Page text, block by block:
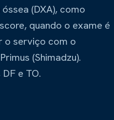
(DXA), como
quando o exame é
o serviço com o
(Shimadzu).
e TO.